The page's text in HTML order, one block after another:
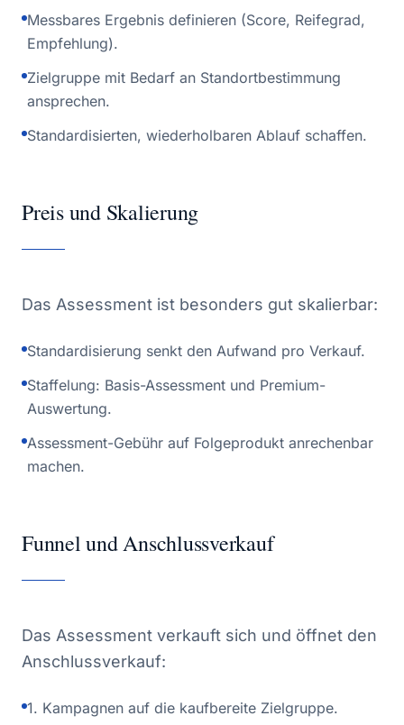
Messbares Ergebnis definieren (Score, Reifegrad,
Empfehlung).
Zielgruppe mit Bedarf an Standortbestimmung
ansprechen.
Standardisierten, wiederholbaren Ablauf schaffen.
Preis und Skalierung
Das Assessment ist besonders gut skalierbar:
Standardisierung senkt den Aufwand pro Verkauf.
Staffelung: Basis-Assessment und Premium-
Auswertung.
Assessment-Gebühr auf Folgeprodukt anrechenbar
machen.
Funnel und Anschlussverkauf
Das Assessment verkauft sich und öffnet den
Anschlussverkauf:
1. Kampagnen auf die kaufbereite Zielgruppe.